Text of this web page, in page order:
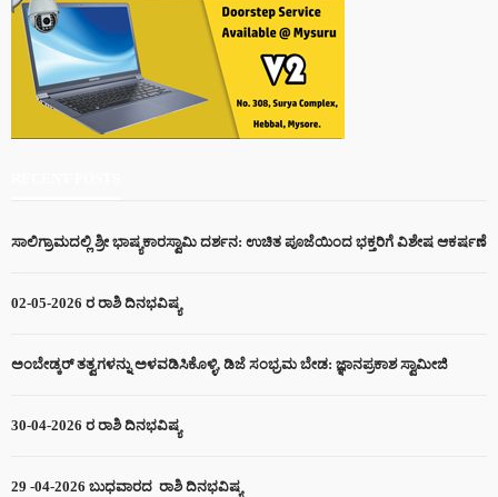
ಸಾಲಿಗ್ರಾಮದಲ್ಲಿ ಶ್ರೀ ಭಾಷ್ಯಕಾರಸ್ವಾಮಿ ದರ್ಶನ: ಉಚಿತ ಪೂಜೆಯಿಂದ ಭಕ್ತರಿಗೆ ವಿಶೇಷ ಆಕರ್ಷಣೆ
02-05-2026 ರ ರಾಶಿ ದಿನಭವಿಷ್ಯ
ಅಂಬೇಡ್ಕರ್ ತತ್ವಗಳನ್ನು ಅಳವಡಿಸಿಕೊಳ್ಳಿ, ಡಿಜೆ ಸಂಭ್ರಮ ಬೇಡ: ಜ್ಞಾನಪ್ರಕಾಶ ಸ್ವಾಮೀಜಿ
30-04-2026 ರ ರಾಶಿ ದಿನಭವಿಷ್ಯ
29 -04-2026 ಬುಧವಾರದ ರಾಶಿ ದಿನಭವಿಷ್ಯ